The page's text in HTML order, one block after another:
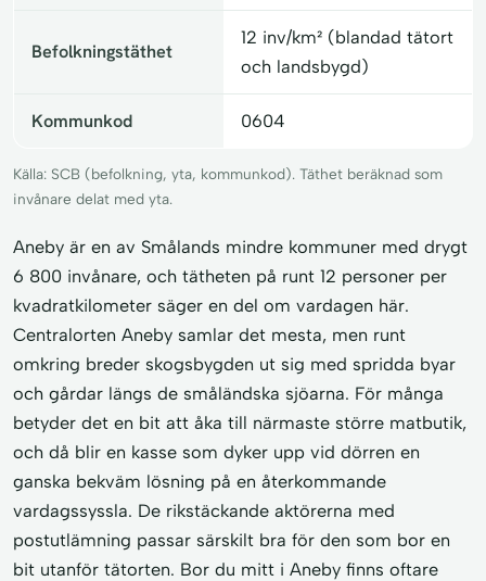
Befolkningstäthet
12 inv/km² (blandad tätort
och landsbygd)
Kommunkod 0604
Källa: SCB (befolkning, yta, kommunkod). Täthet beräknad som
invånare delat med yta.
Aneby är en av Smålands mindre kommuner med drygt
6 800 invånare, och tätheten på runt 12 personer per
kvadratkilometer säger en del om vardagen här.
Centralorten Aneby samlar det mesta, men runt
omkring breder skogsbygden ut sig med spridda byar
och gårdar längs de småländska sjöarna. För många
betyder det en bit att åka till närmaste större matbutik,
och då blir en kasse som dyker upp vid dörren en
ganska bekväm lösning på en återkommande
vardagssyssla. De rikstäckande aktörerna med
postutlämning passar särskilt bra för den som bor en
bit utanför tätorten. Bor du mitt i Aneby finns oftare